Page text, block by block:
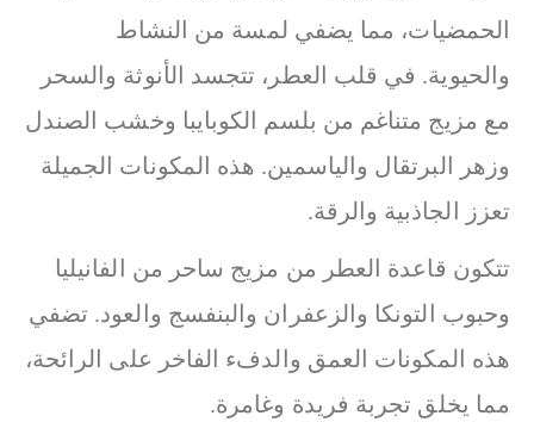
الحمضيات، مما يضفي لمسة من النشاط
والحيوية. في قلب العطر، تتجسد الأنوثة والسحر
مع مزيج متناغم من بلسم الكوبايبا وخشب الصندل
وزهر البرتقال والياسمين. هذه المكونات الجميلة
تعزز الجاذبية والرقة.
تتكون قاعدة العطر من مزيج ساحر من الفانيليا
وحبوب التونكا والزعفران والبنفسج والعود. تضفي
هذه المكونات العمق والدفء الفاخر على الرائحة،
مما يخلق تجربة فريدة وغامرة.